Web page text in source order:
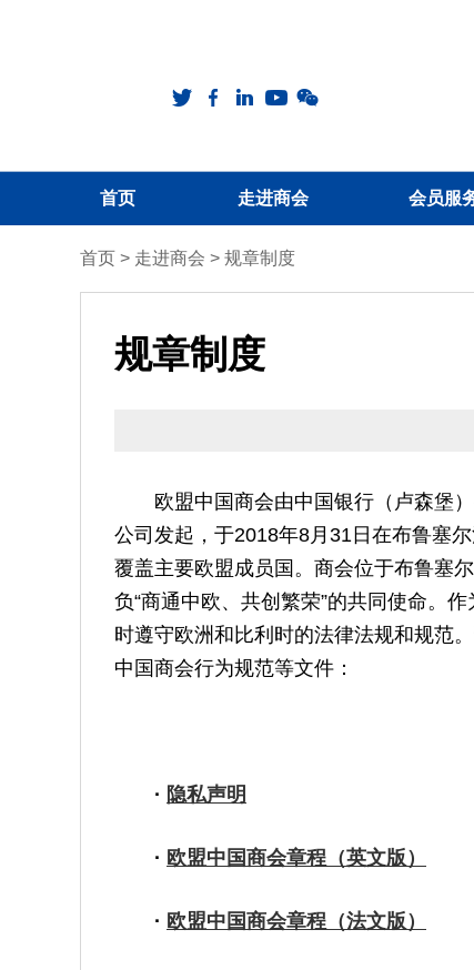
首页 走进商会 会员服
首页 > 走进商会 > 规章制度
规章制度
欧盟中国商会由中国银行（卢森堡
公司发起，于2018年8月31日在布鲁塞
覆盖主要欧盟成员国。商会位于布鲁塞
负“商通中欧、共创繁荣”的共同使命。
时遵守欧洲和比利时的法律法规和规范
中国商会行为规范等文件：
· 隐私声明
· 欧盟中国商会章程（英文版）
· 欧盟中国商会章程（法文版）